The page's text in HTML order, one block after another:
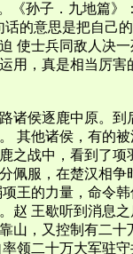
《孙子．九地篇》
话的意思是把自己
使士兵同敌人决
用，真是相当厉害
诸侯逐鹿中原。到
其他诸侯，有的
之战中，看到了项
佩服，在楚汉相争
王的力量，命令
赵 王歇听到消息
山，又控制有二十
领二十万大军驻